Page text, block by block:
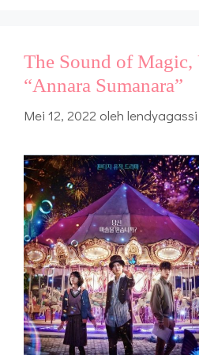
The Sound of Magic,
“Annara Sumanara”
Mei 12, 2022 oleh lendyagassi